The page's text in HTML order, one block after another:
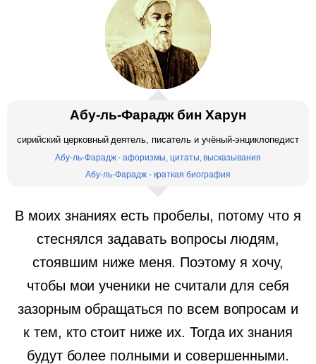
Абу-ль-Фарадж бин Харун
сирийский церковный деятель, писатель и учёный-энциклопедист
Абу-ль-Фарадж - афоризмы, цитаты, высказывания
Абу-ль-Фарадж - краткая биография
В моих знаниях есть пробелы, потому что я
стеснялся задавать вопросы людям,
стоявшим ниже меня. Поэтому я хочу,
чтобы мои ученики не считали для себя
зазорным обращаться по всем вопросам и
к тем, кто стоит ниже их. Тогда их знания
будут более полными и совершенными.